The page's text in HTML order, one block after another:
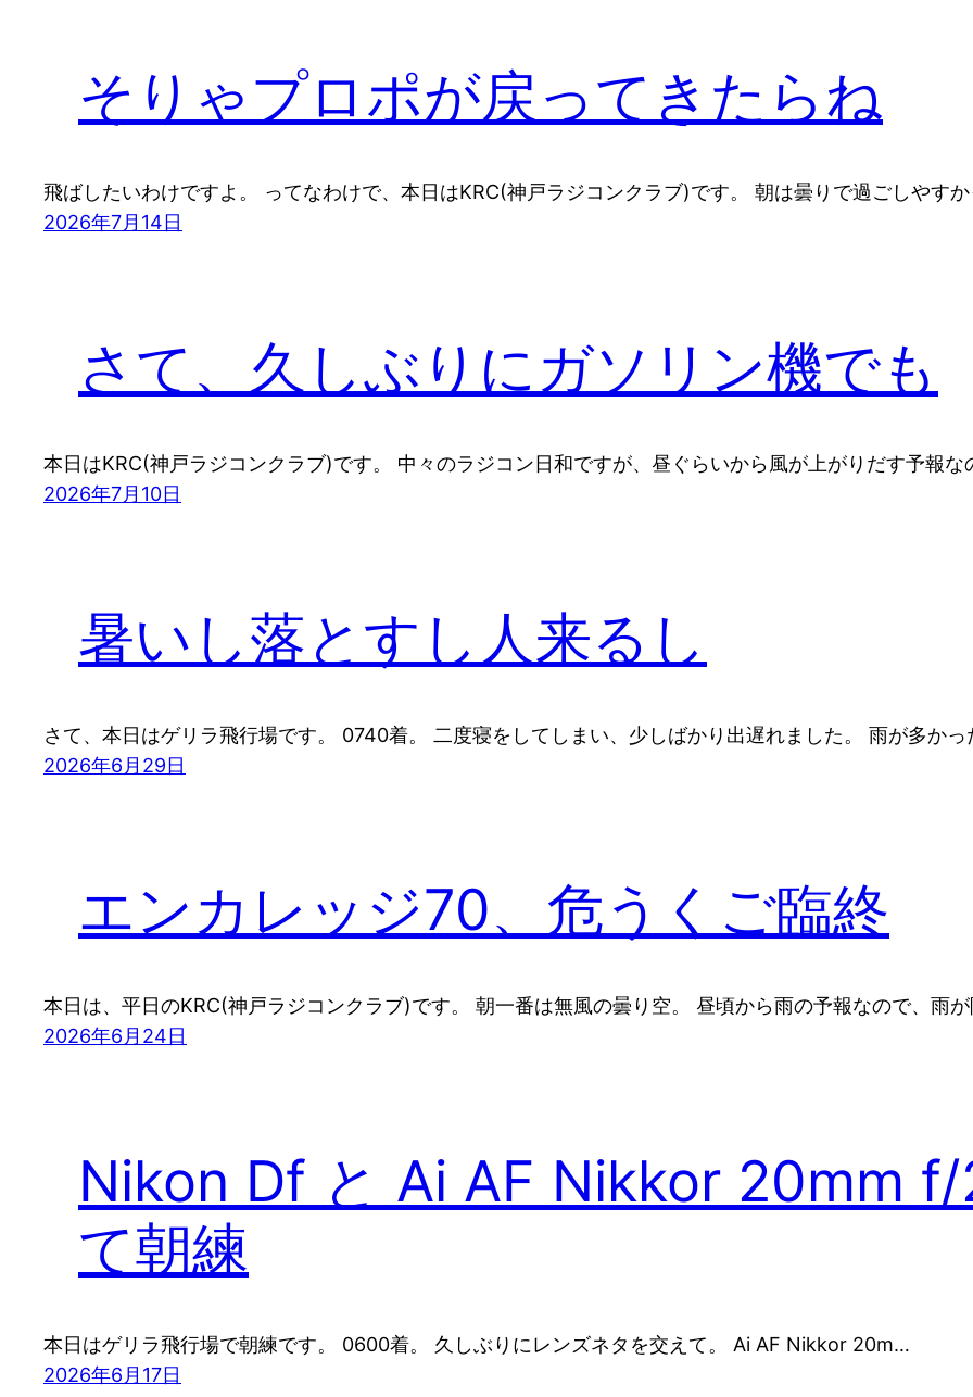
そりゃプロポが戻ってきたらね
飛ばしたいわけですよ。 ってなわけで、本日はKRC(神戸ラジコンクラブ)です。 朝は曇りで過ごしやす
2026年7月14日
さて、久しぶりにガソリン機でも
本日はKRC(神戸ラジコンクラブ)です。 中々のラジコン日和ですが、昼ぐらいから風が上がりだす予報
2026年7月10日
暑いし落とすし人来るし
さて、本日はゲリラ飛行場です。 0740着。 二度寝をしてしまい、少しばかり出遅れました。 雨が多か
2026年6月29日
エンカレッジ70、危うくご臨終
本日は、平日のKRC(神戸ラジコンクラブ)です。 朝一番は無風の曇り空。 昼頃から雨の予報なので、雨
2026年6月24日
Nikon Df と Ai AF Nikkor 20mm f/
て朝練
本日はゲリラ飛行場で朝練です。 0600着。 久しぶりにレンズネタを交えて。 Ai AF Nikkor 20m…
2026年6月17日